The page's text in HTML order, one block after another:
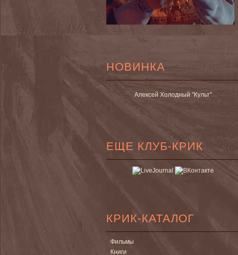
НОВИНКА
Алексей Холодный "Культ"
ЕЩЕ КЛУБ-КРИК
КРИК-КАТАЛОГ
Фильмы
Книги